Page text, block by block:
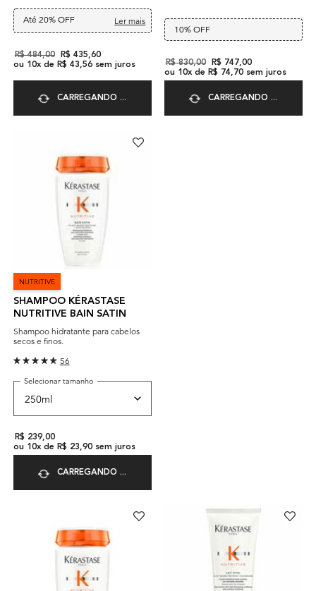
Até 20% OFF Ler mais
Old price
R$ 484,00 New price
R$ 435,60
ou 10x de R$ 43,56sem juros
CARREGANDO ...
10% OFF
Old price
R$ 830,00 New price
R$ 747,00
ou 10x de R$ 74,70sem juros
CARREGANDO ...
NUTRITIVE
SHAMPOO KÉRASTASE
NUTRITIVE BAIN SATIN
Shampoo hidratante para cabelos
secos e finos.
56
Selecionar tamanho
R$ 239,00
ou 10x de R$ 23,90sem juros
CARREGANDO ...